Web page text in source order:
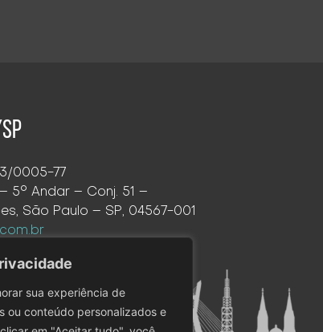
sua experiência de
ou conteúdo personalizados e
0005-77
5° Andar – Conj. 51 –
São Paulo – SP, 04567-001